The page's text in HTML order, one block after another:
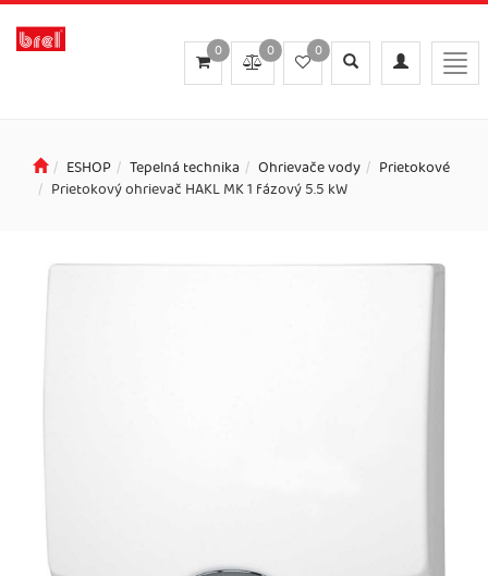
Toggle
navigation
Toggle
search
0
0
0
ESHOP Tepelná technika Ohrievače vody
Prietokové
Prietokový ohrievač HAKL MK 1 fázový 5.5 kW